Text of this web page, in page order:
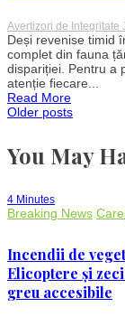
Avertizori de Integritate
Deși revenise timid
complet din fauna
dispariției. Pentru a
atenție fiecare...
Read More
Posts
Older posts
You May
4 Minutes
Breaking News
Incendii de
Elicoptere și
greu accesibile